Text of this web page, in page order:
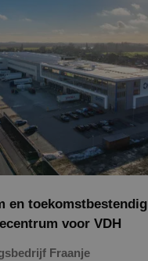
en toekomstbestendig
voor VDH
Fraanje